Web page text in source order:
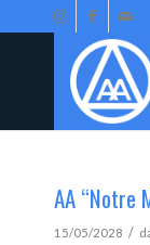
AA “Notre
15/05/2028 /